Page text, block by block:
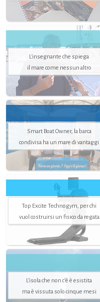
L'insegnante che spiega
il mare come nessun altro
Smart Boat Owner, la barca
condivisa ha un mare di vantaggi
Top Excite Technogym, per chi
vuol costruirsi un fisico da regata
L’isola che non c'è è esistita
ma è vissuta solo cinque mesi